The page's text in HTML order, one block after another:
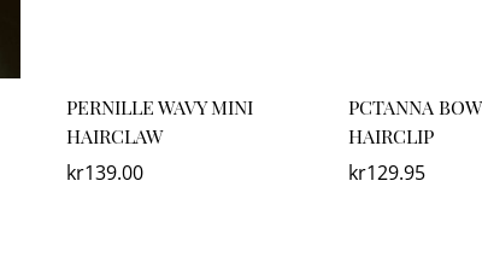
PERNILLE WAVY MINI
HAIRCLAW
kr139.00
PCTANNA BOW
HAIRCLIP
kr129.95